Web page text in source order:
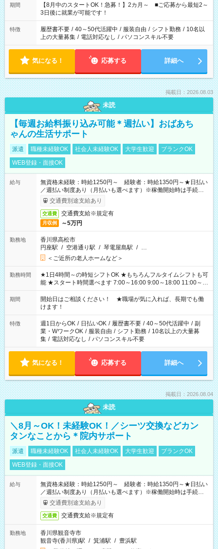
「できれば残業はしたくない」 など、ご希望を教えてください
ね。 ※Wワーク希望の方へ 今ご覧のお仕事で希望する勤務時間
と、もう1つのお仕事の勤務時間。 合計で週40時間を超える場
合は応募できません。
期間
【8月中のスタートOK！急募！】2カ月～ ■ご応募から最短2～
3日後に就業が可能です！
特徴 履歴書不要 / 40～50代活躍中 / 服装自由 / シフト勤務 / 10名以
上の大量募集 / 電話対応なし / パソコンスキル不要
気になる！ 応募する 詳細へ
掲載日：2026.08.03
未読
【毎週お給料振り込み可能＊週払い】おばあち
ゃんの生活サポート
派遣 職種未経験OK 社会人未経験OK 大学生歓迎
ブランクOK
WEB登録・面接OK
給与
無資格未経験：時給1250円～ 経験者：時給1350円～★日払い
／週払い制度あり（月払いも選べます）※稼働開始時は手続き完
了次第のお支払いとなります。
交通費別途支給あり
交通費 交通費支給※規定有
月収例 ～5万円
勤務地
香川県高松市
円座駅 / 空港通り駅 / 琴電屋島駅 / …
＜ご近所の老人ホームなど＞
勤務時間
★1日4時間～の時短シフトOK ★もちろんフルタイムシフトも可
能 ★スタート時間選べます 7:00～16:00 9:00～18:00 11:00～
20:00 など 残業なし！ ※Wワークの場合、他のお仕事と合わせ
週40時間超の就業はご案内できません ※法令に基づき、週20時
間以上勤務は社会保険への加入対象となります ※労働者派遣法
（日雇い派遣の原則禁止）により、短時間・短期間の就業はご
案内が難しい場合があります
期間
開始日はご相談ください！ ★職場が気に入れば、長期でも働
けます！
特徴 週1日からOK / 日払いOK / 履歴書不要 / 40～50代活躍中 / 副
業・WワークOK / 服装自由 / シフト勤務 / 10名以上の大量募
集 / 電話対応なし / パソコンスキル不要
気になる！ 応募する 詳細へ
掲載日：2026.08.04
未読
＼8月～OK！未経験OK！／シーツ交換などカン
タンなことから＊院内サポート
派遣 職種未経験OK 社会人未経験OK 大学生歓迎
ブランクOK
WEB登録・面接OK
給与
無資格未経験：時給1250円～ 経験者：時給1350円～★日払い
／週払い制度あり（月払いも選べます）※稼働開始時は手続き完
了次第のお支払いとなります。
交通費別途支給あり
交通費 交通費支給※規定有
勤務地
香川県観音寺市
観音寺(香川県)駅 / 箕浦駅 / 豊浜駅